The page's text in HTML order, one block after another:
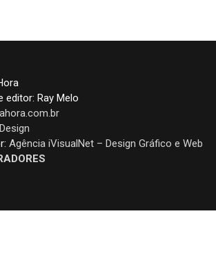
editor: Ray Melo
Agência iVisualNet – Design Gráfico e Web